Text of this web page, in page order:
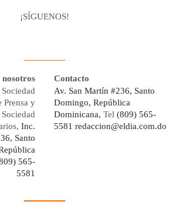
¡SÍGUENOS!
nosotros
Prensa y
Inc.
Santo
565-
5581
Contacto
Av. San Martín #236, Santo
Domingo, República
Dominicana, Tel (809) 565-
5581 redaccion@eldia.com.do